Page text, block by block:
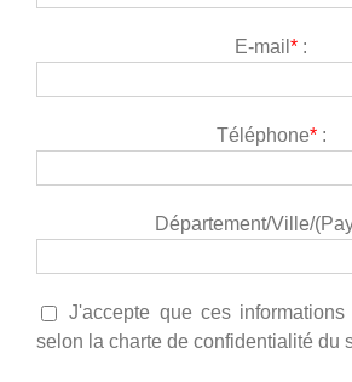
E-mail * :
Téléphone*:
Département/Ville/
J'accepte que ces
selon la charte de confidentialité du